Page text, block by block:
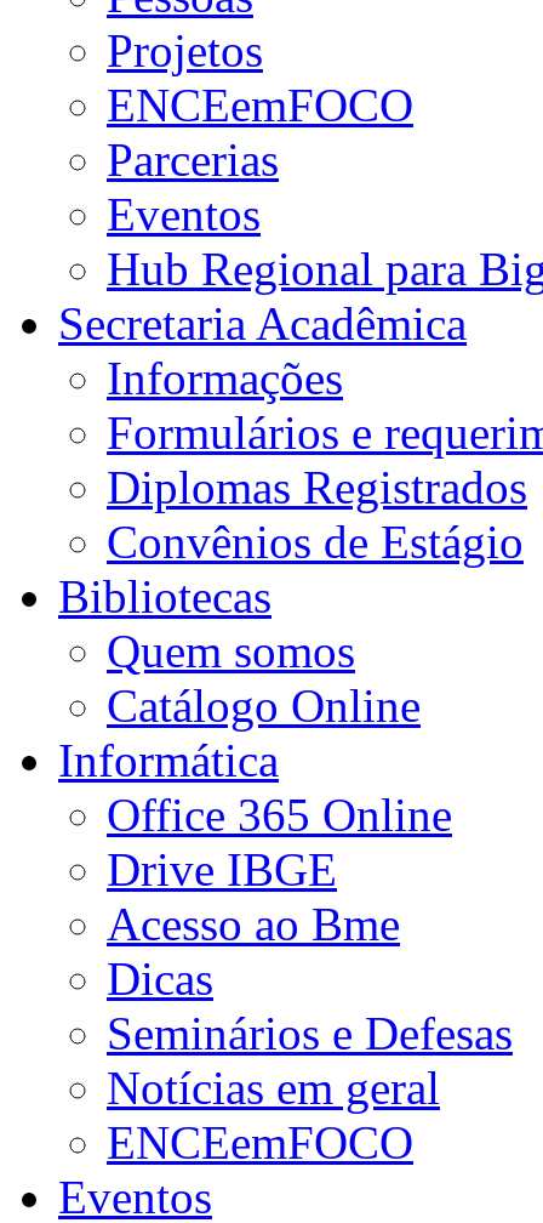
Projetos
ENCEemFOCO
Parcerias
Eventos
Hub Regional para
Secretaria Acadêmica
Informações
Formulários e
Diplomas Registrados
Convênios de Estágio
Bibliotecas
Quem somos
Catálogo Online
Informática
Office 365 Online
Drive IBGE
Acesso ao Bme
Dicas
Seminários e Defesas
Notícias em geral
ENCEemFOCO
Eventos